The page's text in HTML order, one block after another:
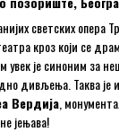
светских опера
кроз који се
увек је синоним за
дивљења. Таква је и
Вердија ,
јењава!